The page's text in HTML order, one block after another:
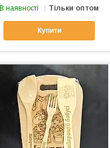
В наявності Тільки оптом
Купити